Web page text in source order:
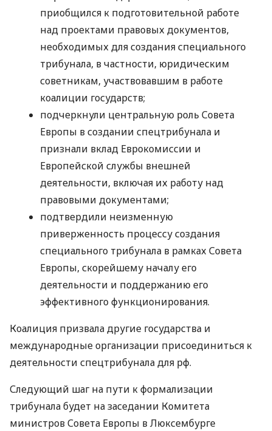
приобщился к подготовительной работе
над проектами правовых документов,
необходимых для создания специального
трибунала, в частности, юридическим
советникам, участвовавшим в работе
коалиции государств;
подчеркнули центральную роль Совета
Европы в создании спецтрибунала и
признали вклад Еврокомиссии и
Европейской службы внешней
деятельности, включая их работу над
правовыми документами;
подтвердили неизменную
приверженность процессу создания
специального трибунала в рамках Совета
Европы, скорейшему началу его
деятельности и поддержанию его
эффективного функционирования.
Коалиция призвала другие государства и
международные организации присоединиться к
деятельности спецтрибунала для рф.
Следующий шаг на пути к формализации
трибунала будет на заседании Комитета
министров Совета Европы в Люксембурге